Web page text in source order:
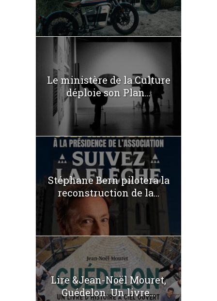
Le ministère de la Culture
déploie son Plan...
Stéphane Bern pilotera la
reconstruction de la...
Lire &Jean-Noël Mouret,
Guédelon. Un livre...